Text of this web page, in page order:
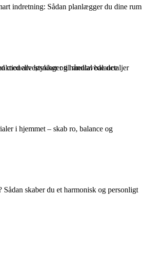
indretning: Sådan planlægger du dine rum
med arvestykker og håndlavede detaljer
i hjemmet – skab ro, balance og
Sådan skaber du et harmonisk og personligt
løsninger til mental balance